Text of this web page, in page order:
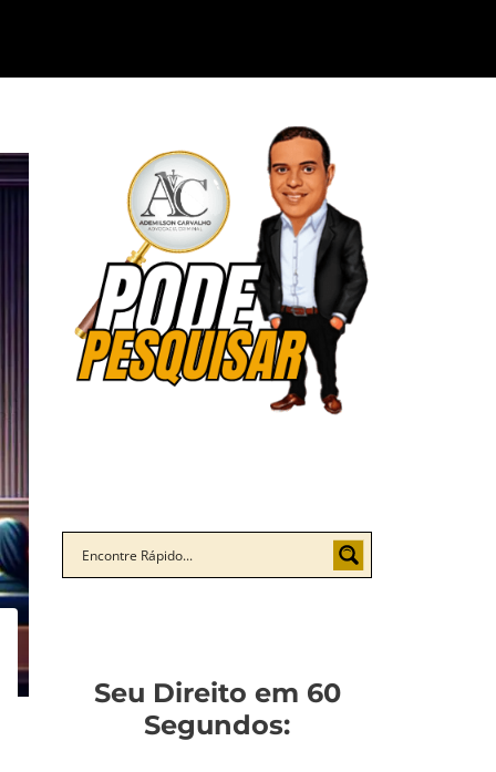
Seu Direito em 60
Segundos: